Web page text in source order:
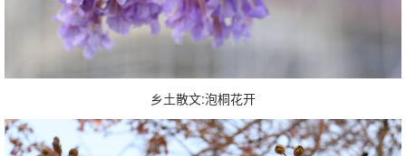
乡土散文:泡桐花开